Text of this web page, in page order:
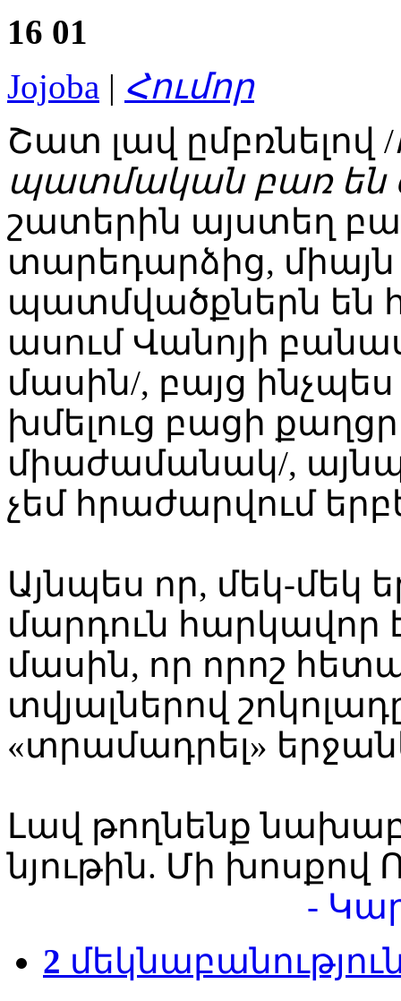
16 01
Jojoba | Հումոր
Շատ լավ ըմբռնելով /
պատմական բառ են
շատերին այստեղ
տարեդարձից,
պատմվածքներն են
ասում Վանոյի
մասին/, բայց
խմելուց բացի
միաժամանակ/,
չեմ հրաժարվում
Այնպես որ, մեկ-մեկ
մարդուն հարկավոր
մասին, որ որոշ
տվյալներով
«տրամադրել»
Լավ թողնենք
նյութին. Մի խոսքով
-
2